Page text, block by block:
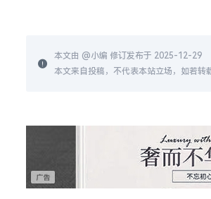
本文由 @小编 修订发布于 2025-12-29
本文来自投稿，不代表本站立场，如若